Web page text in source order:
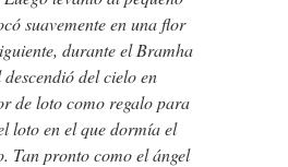
suavemente en una flor
durante el Bramha
del cielo en
de loto como regalo para
loto en el que dormía el
Tan pronto como el ángel